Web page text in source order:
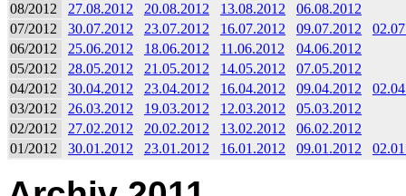
08/2012
27.08.2012 20.08.2012 13.08.2012
06.08.2012
07/2012
30.07.2012 23.07.2012 16.07.2012 09.07.2012
06/2012
25.06.2012 18.06.2012 11.06.2012
04.06.2012
05/2012
28.05.2012 21.05.2012 14.05.2012
07.05.2012
04/2012
30.04.2012 23.04.2012 16.04.2012 09.04.2012
03/2012
26.03.2012 19.03.2012 12.03.2012
05.03.2012
02/2012
27.02.2012 20.02.2012 13.02.2012
06.02.2012
01/2012
30.01.2012 23.01.2012 16.01.2012 09.01.2012